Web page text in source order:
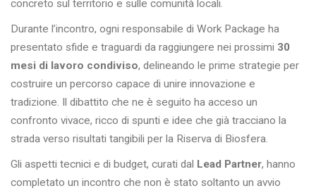
concreto sul territorio e sulle comunità locali.
Durante l’incontro, ogni responsabile di Work Package ha
presentato sfide e traguardi da raggiungere nei prossimi 30
mesi di lavoro condiviso, delineando le prime strategie per
costruire un percorso capace di unire innovazione e
tradizione. Il dibattito che ne è seguito ha acceso un
confronto vivace, ricco di spunti e idee che già tracciano la
strada verso risultati tangibili per la Riserva di Biosfera.
Gli aspetti tecnici e di budget, curati dal Lead Partner, hanno
completato un incontro che non è stato soltanto un avvio